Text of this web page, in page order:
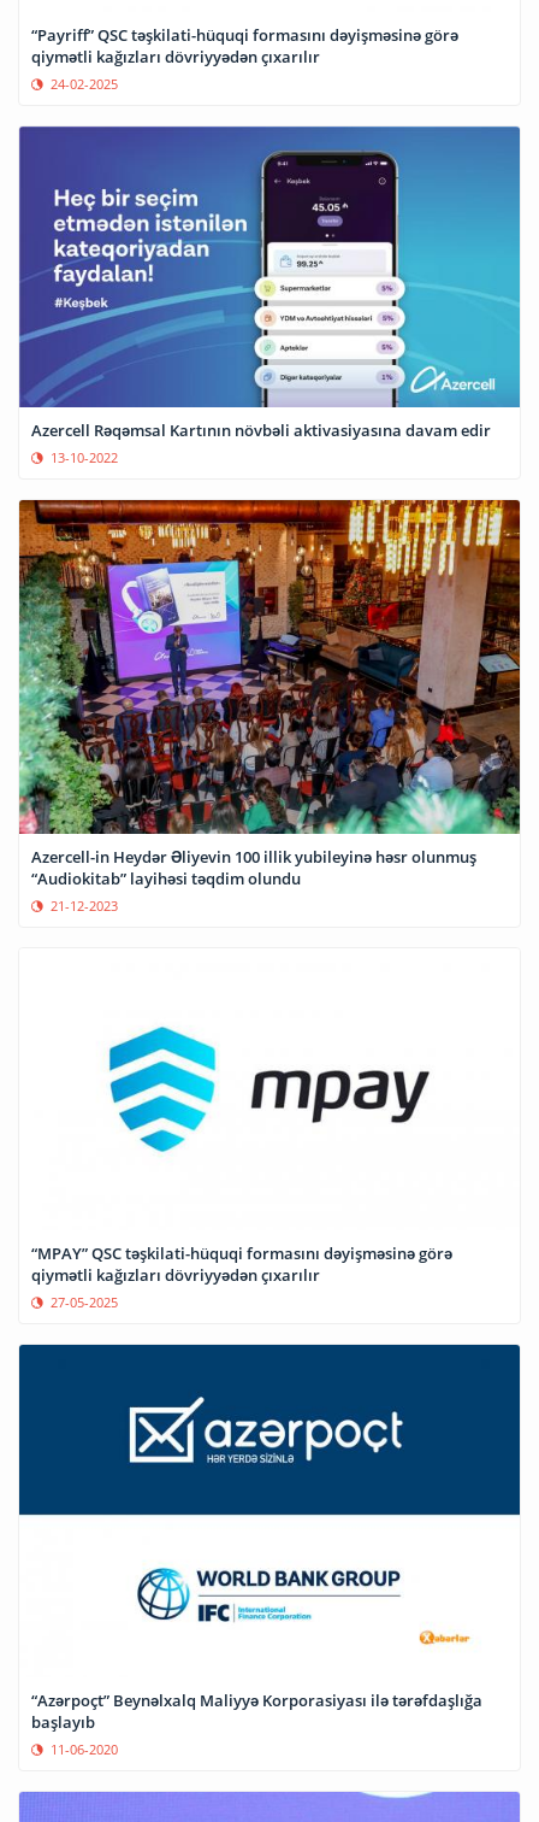
“Payriff” QSC təşkilati-hüquqi formasını dəyişməsinə görə
qiymətli kağızları dövriyyədən çıxarılır
24-02-2025
Azercell Rəqəmsal Kartının növbəli aktivasiyasına davam edir
13-10-2022
Azercell-in Heydər Əliyevin 100 illik yubileyinə həsr olunmuş
“Audiokitab” layihəsi təqdim olundu
21-12-2023
“MPAY” QSC təşkilati-hüquqi formasını dəyişməsinə görə
qiymətli kağızları dövriyyədən çıxarılır
27-05-2025
“Azərpoçt” Beynəlxalq Maliyyə Korporasiyası ilə tərəfdaşlığa
başlayıb
11-06-2020